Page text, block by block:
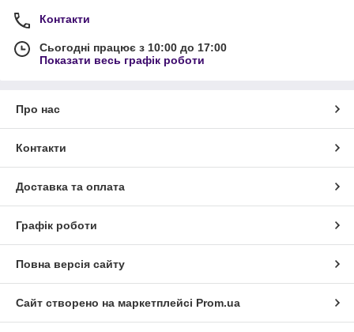
Контакти
Сьогодні працює з 10:00 до 17:00
Показати весь графік роботи
Про нас
Контакти
Доставка та оплата
Графік роботи
Повна версія сайту
Сайт створено на маркетплейсі Prom.ua